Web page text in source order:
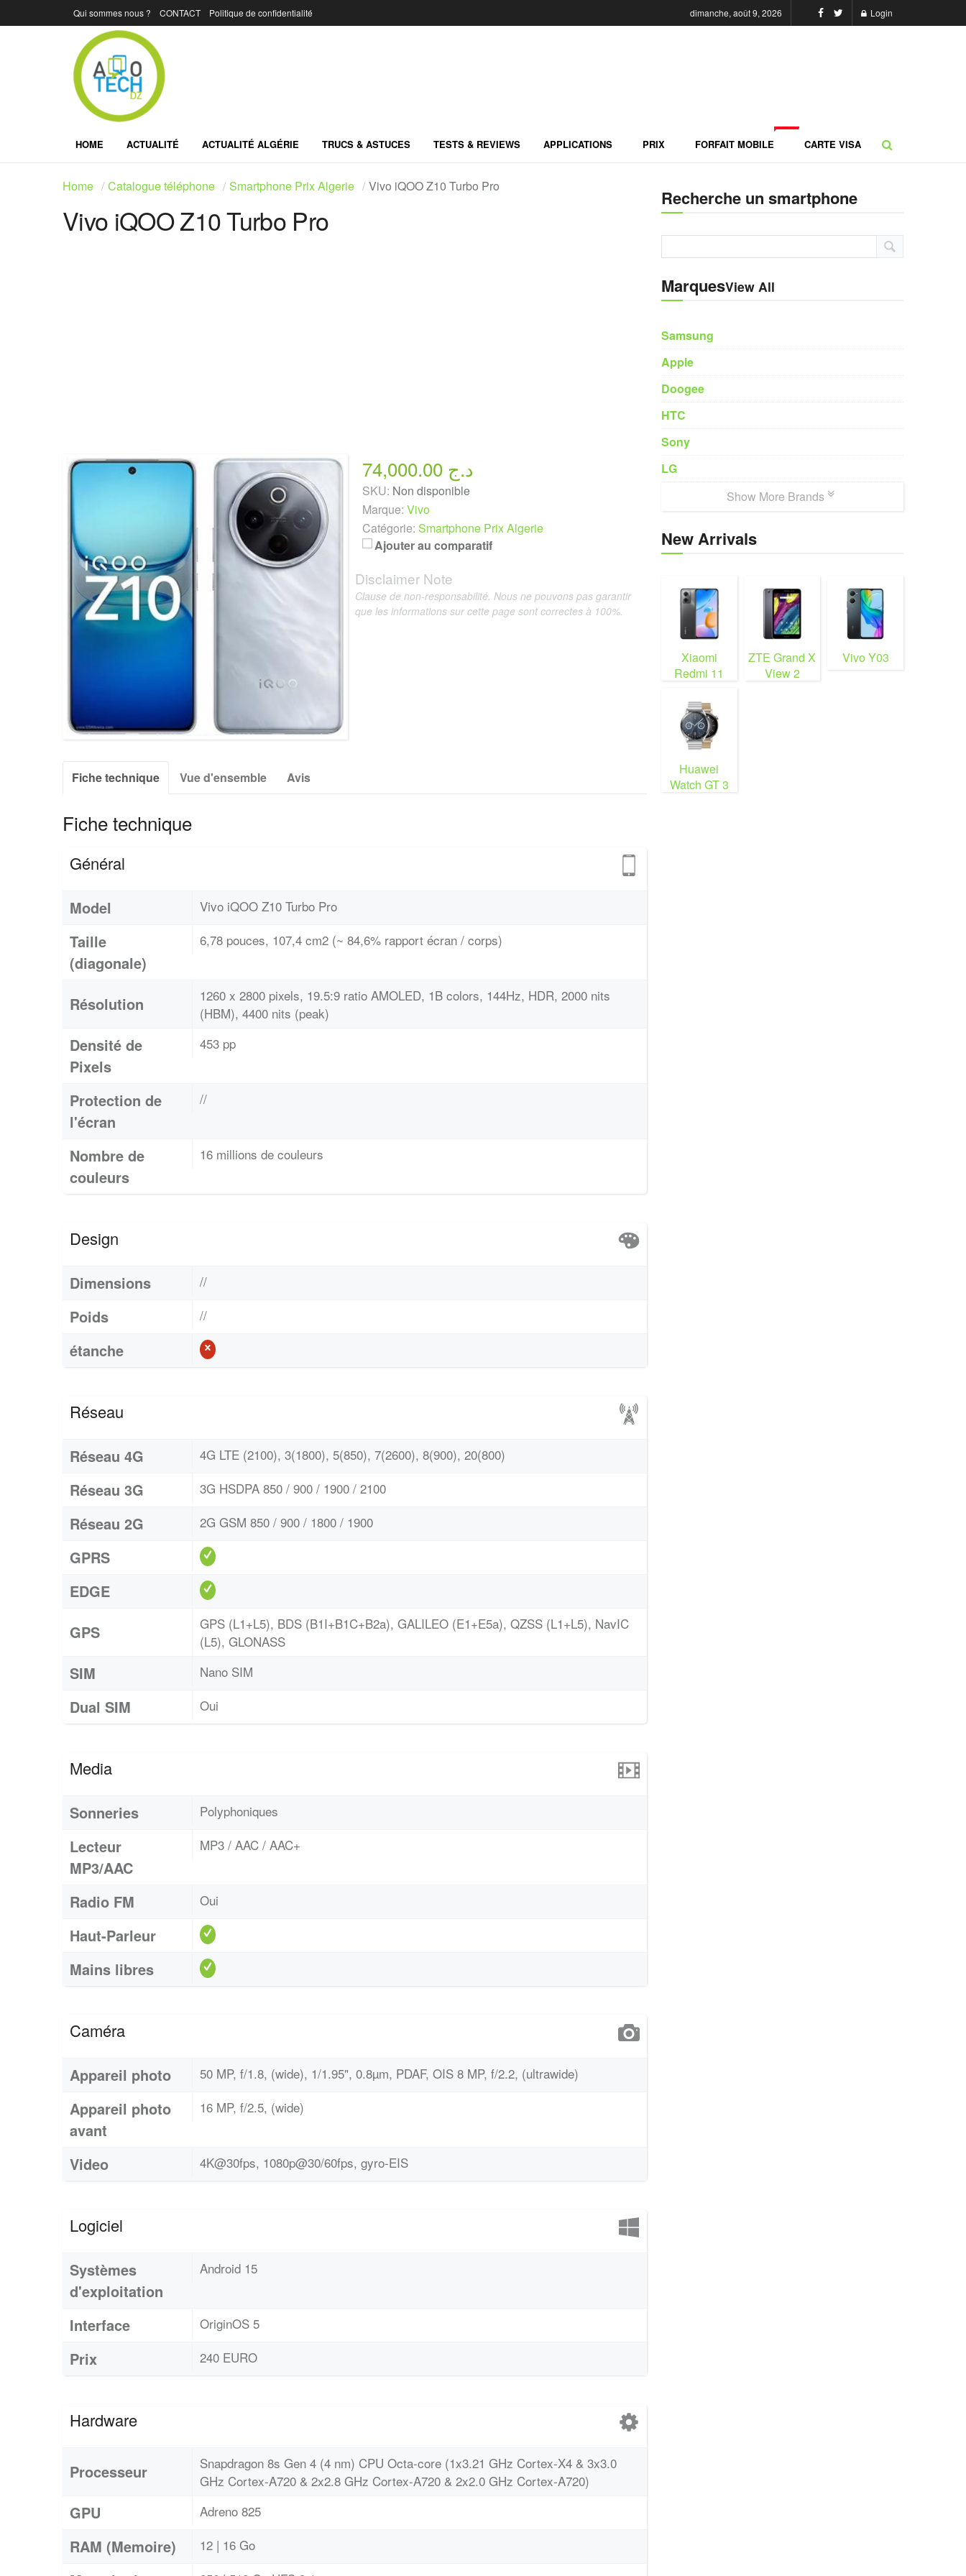
Qui sommes nous ? CONTACT Politique de confidentialité dimanche, août 9, 2026 Login
HOME ACTUALITÉ ACTUALITÉ ALGÉRIE TRUCS & ASTUCES TESTS & REVIEWS APPLICATIONS PRIX FORFAIT MOBILE CARTE VISA
Home Catalogue téléphone Smartphone Prix Algerie Vivo iQOO Z10 Turbo Pro
Vivo iQOO Z10 Turbo Pro
74,000.00 د.ج
SKU: Non disponible
Marque: Vivo
Catégorie: Smartphone Prix Algerie
Ajouter au comparatif
Fiche technique Vue d'ensemble Avis
Fiche technique
Général
Model Vivo iQOO Z10 Turbo Pro
Taille
(diagonale)
6,78 pouces, 107,4 cm2 (~ 84,6% rapport écran / corps)
Résolution
1260 x 2800 pixels, 19.5:9 ratio AMOLED, 1B colors, 144Hz, HDR, 2000 nits
(HBM), 4400 nits (peak)
Densité de
Pixels
453 pp
Protection de
l'écran
//
Nombre de
couleurs
16 millions de couleurs
Design
Dimensions //
Poids //
étanche
Réseau
Réseau 4G 4G LTE (2100), 3(1800), 5(850), 7(2600), 8(900), 20(800)
Réseau 3G 3G HSDPA 850 / 900 / 1900 / 2100
Réseau 2G 2G GSM 850 / 900 / 1800 / 1900
GPRS
EDGE
GPS
GPS (L1+L5), BDS (B1I+B1C+B2a), GALILEO (E1+E5a), QZSS (L1+L5), NavIC
(L5), GLONASS
SIM Nano SIM
Dual SIM Oui
Media
Sonneries Polyphoniques
Lecteur
MP3/AAC
MP3 / AAC / AAC+
Radio FM Oui
Haut-Parleur
Mains libres
Caméra
Appareil photo 50 MP, f/1.8, (wide), 1/1.95", 0.8µm, PDAF, OIS 8 MP, f/2.2, (ultrawide)
Appareil photo
avant
16 MP, f/2.5, (wide)
Video 4K@30fps, 1080p@30/60fps, gyro-EIS
Logiciel
Systèmes
d'exploitation
Android 15
Interface OriginOS 5
Prix 240 EURO
Hardware
Processeur
Snapdragon 8s Gen 4 (4 nm) CPU Octa-core (1x3.21 GHz Cortex-X4 & 3x3.0
GHz Cortex-A720 & 2x2.8 GHz Cortex-A720 & 2x2.0 GHz Cortex-A720)
GPU Adreno 825
RAM (Memoire) 12 | 16 Go
Disclaimer Note
Clause de non-responsabilité. Nous ne pouvons pas garantir
que les informations sur cette page sont correctes à 100%.
Recherche un smartphone
MarquesView All
Samsung
Apple
Doogee
HTC
Sony
LG
Show More Brands
New Arrivals
Xiaomi
Redmi 11
ZTE Grand X
View 2
Vivo Y03
Huawei
Watch GT 3